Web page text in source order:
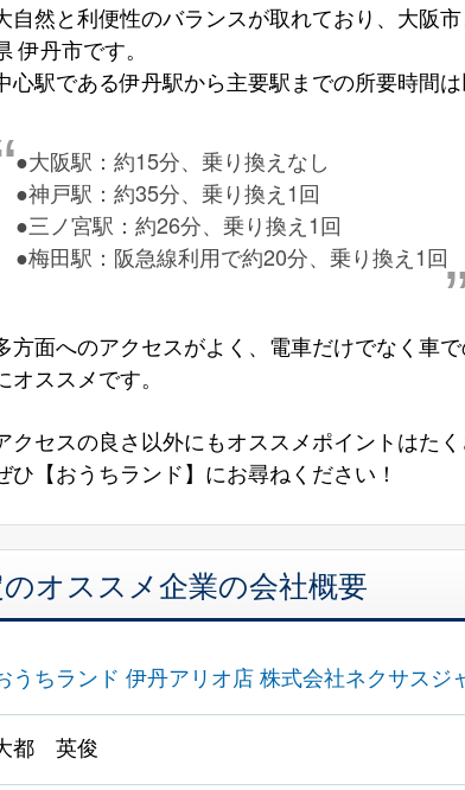
自然と利便性のバランスが取れており、大阪
伊丹市です。
心駅である伊丹駅から主要駅までの所要時間は
●大阪駅：約15分、乗り換えなし
●神戸駅：約35分、乗り換え1回
●三ノ宮駅：約26分、乗り換え1回
●梅田駅：阪急線利用で約20分、乗り換え1回
方面へのアクセスがよく、電車だけでなく車
オススメです。
クセスの良さ以外にもオススメポイントはたく
ひ【おうちランド】にお尋ねください！
オススメ企業の会社概要
うちランド 伊丹アリオ店 株式会社ネクサスジ
都 英俊